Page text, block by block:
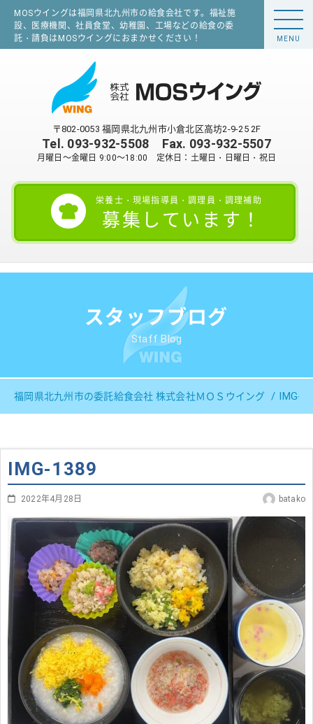
MOSウイングは福岡県北九州市の給食会社です。福祉施
設、医療機関、社員食堂、幼稚園、工場などの給食の委
託・請負はMOSウイングにおまかせください！
〒802-0053 福岡県北九州市小倉北区高坊2-9-25 2F
Tel. 093-932-5508 Fax. 093-932-5507
月曜日～金曜日 9:00～18:00 定休日：土曜日・日曜日・祝日
栄養士・現場指導員・調理員・調理補助
募集しています！
MENU
スタッフブログ
Staff Blog
福岡県北九州市の委託給食会社 株式会社ＭＯＳウイング IMG-
IMG-1389
2022年4月28日 batako